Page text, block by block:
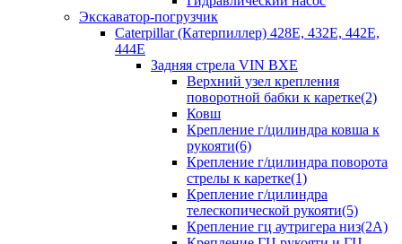
Экскаватор-погрузчик
Caterpillar (Катерпиллер) 428E, 432E, 442E,
444E
Задняя стрела VIN BXE
Верхний узел крепления
поворотной бабки к каретке(2)
Ковш
Крепление г/цилиндра ковша к
рукояти(6)
Крепление г/цилиндра поворота
стрелы к каретке(1)
Крепление г/цилиндра
телескопической рукояти(5)
Крепление гц аутригера низ(2А)